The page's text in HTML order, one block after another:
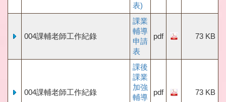
表)
004課輔老師工作紀錄
課業
輔導
申請
表
pdf 73 KB
004課輔老師工作紀錄
課後
課業
加強
輔導
pdf 73 KB